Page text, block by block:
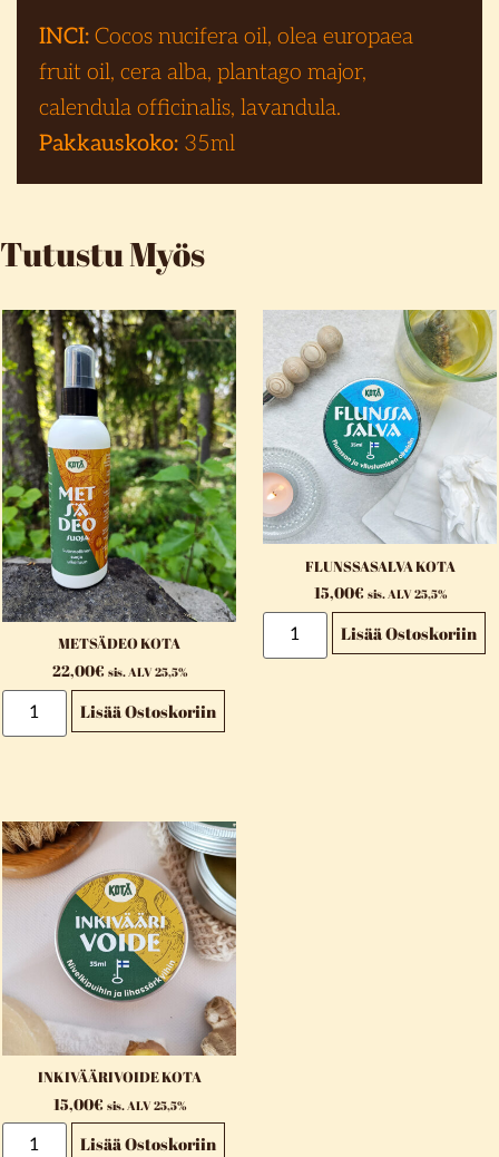
INCI: Cocos nucifera oil, olea europaea
fruit oil, cera alba, plantago major,
calendula officinalis, lavandula.
Pakkauskoko: 35ml
Tutustu Myös
METSÄDEO KOTA
22,00€ sis. ALV 25,5%
Lisää Ostoskoriin
FLUNSSASALVA KOTA
15,00€ sis. ALV 25,5%
Lisää Ostoskoriin
INKIVÄÄRIVOIDE KOTA
15,00€ sis. ALV 25,5%
Lisää Ostoskoriin